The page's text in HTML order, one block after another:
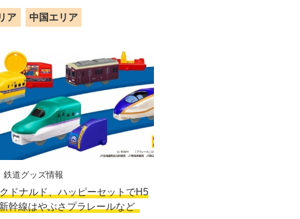
ア 中国エリア
鉄道グッズ情報
ドナルド、ハッピーセットでH5
幹線はやぶさプラレールなど